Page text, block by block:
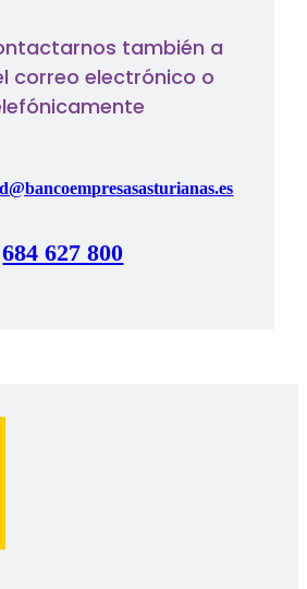
también a
correo electrónico o
684 627 800